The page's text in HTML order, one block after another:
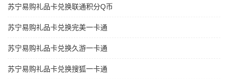
苏宁易购礼品卡兑换联通积分Q币
苏宁易购礼品卡兑换完美一卡通
苏宁易购礼品卡兑换久游一卡通
苏宁易购礼品卡兑换搜狐一卡通